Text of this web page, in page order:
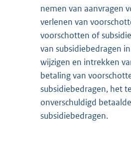
nemen van aanvragen
verlenen van
voorschotten of
van subsidiebedragen
wijzigen en intrekken
betaling van
subsidiebedragen, het
onverschuldigd
subsidiebedragen.